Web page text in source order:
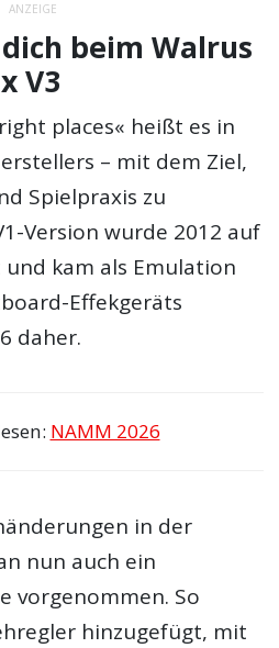
ANZEIGE
beim Walrus
V3
places« heißt es in
– mit dem Ziel,
Spielpraxis zu
Version wurde 2012 auf
kam als Emulation
Effekgeräts
daher.
NAMM 2026
in der
nun auch ein
vorgenommen. So
hinzugefügt, mit